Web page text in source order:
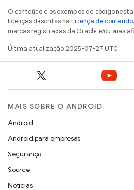
O conteúdo e os exemplos de código
licenças descritas na Licença de conteúdo
marcas registradas da Oracle e/ou suas
Última atualização 2025-07-27 UTC.
MAIS SOBRE O ANDROID
Android
Android para empresas
Segurança
Source
Notícias